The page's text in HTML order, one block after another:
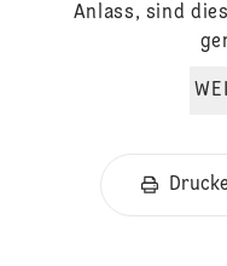
Anlass, sind